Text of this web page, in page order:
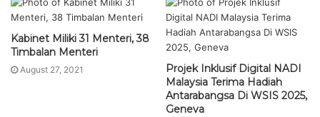
Kabinet Miliki 31 Menteri, 38
Timbalan Menteri
August 27, 2021
Projek Inklusif Digital NADI
Malaysia Terima Hadiah
Antarabangsa Di WSIS 2025,
Geneva